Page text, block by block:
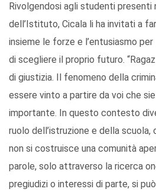
Rivolgendosi agli studenti presenti
dell’Istituto, Cicala li ha invitati a
insieme le forze e l’entusiasmo
di scegliere il proprio futuro.
di giustizia.
Il fenomeno della
essere vinto a partire da voi che
importante. In questo contesto
ruolo dell’istruzione e della scuola,
non si costruisce una comunità
parole, solo attraverso la ricerca
pregiudizi o interessi di parte, si